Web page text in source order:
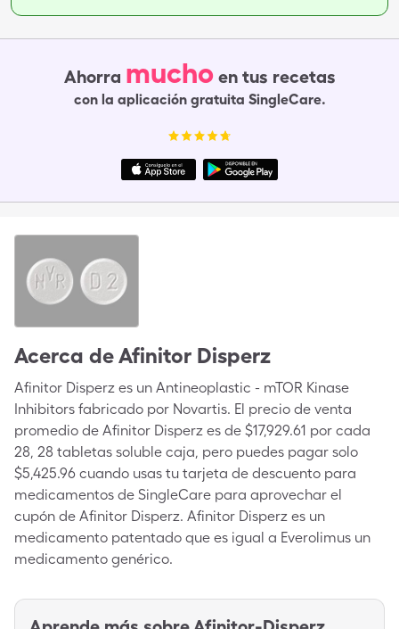
Ahorra mucho en tus recetas
con la aplicación gratuita SingleCare.
Acerca deAfinitor Disperz
Afinitor Disperz es un Antineoplastic - mTOR Kinase
Inhibitors fabricado por Novartis. El precio de venta
promedio de Afinitor Disperz es de $17,929.61 por cada
28, 28 tabletas soluble caja, pero puedes pagar solo
$5,425.96 cuando usas tu tarjeta de descuento para
medicamentos de SingleCare para aprovechar el
cupón de Afinitor Disperz. Afinitor Disperz es un
medicamento patentado que es igual a Everolimus un
medicamento genérico.